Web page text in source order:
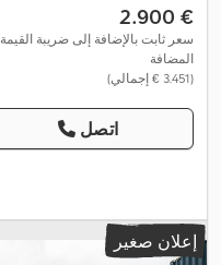
‏2.900 €
سعر ثابت بالإضافة إلى ضريبة القيمة
المضافة
(‏3.451 € إجمالي)
اتصل
إعلان صغير